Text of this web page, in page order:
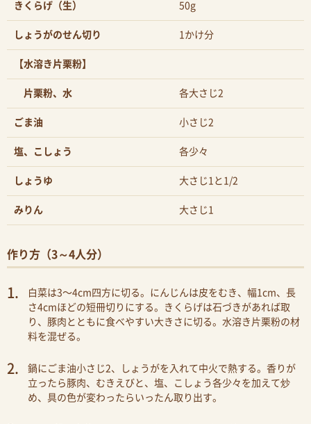
きくらげ（生） 50g
しょうがのせん切り 1かけ分
【水溶き片栗粉】
片栗粉、水 各大さじ2
ごま油 小さじ2
塩、こしょう 各少々
しょうゆ 大さじ1と1/2
みりん 大さじ1
作り方（3～4人分）
白菜は3〜4cm四方に切る。にんじんは皮をむき、幅1cm、長
さ4cmほどの短冊切りにする。きくらげは石づきがあれば取
り、豚肉とともに食べやすい大きさに切る。水溶き片栗粉の材
料を混ぜる。
鍋にごま油小さじ2、しょうがを入れて中火で熱する。香りが
立ったら豚肉、むきえびと、塩、こしょう各少々を加えて炒
め、具の色が変わったらいったん取り出す。